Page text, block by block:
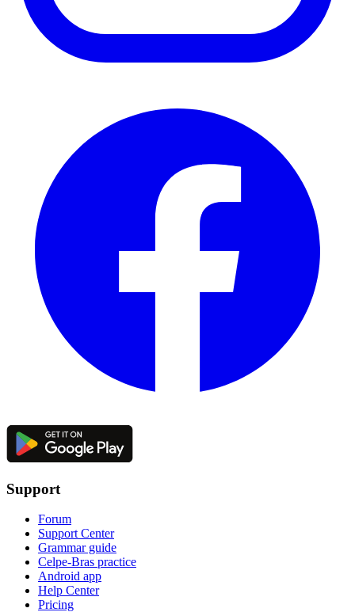
Support
Forum
Support Center
Grammar guide
Celpe-Bras practice
Android app
Help Center
Pricing